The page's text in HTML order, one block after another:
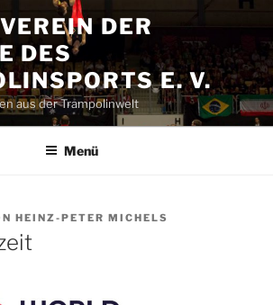
DER
DES
E. V.
aus der Trampolinwelt
Menü
HEINZ-PETER MICHELS